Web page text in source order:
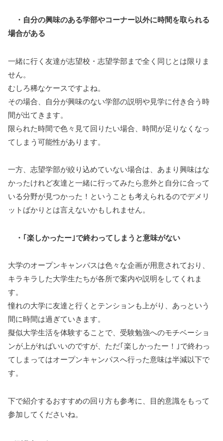
・自分の興味のある学部やコーナー以外に時間を取られる
場合がある
一緒に行く友達が志望校・志望学部まで全く同じとは限りま
せん。
むしろ稀なケースですよね。
その場合、自分が興味のない学部の説明や見学に付き合う時
間が出てきます。
限られた時間で色々見て回りたい場合、時間が足りなくなっ
てしまう可能性があります。
一方、志望学部が絞り込めていない場合は、あまり興味はな
かったけれど友達と一緒に行ってみたら意外と自分に合って
いる分野が見つかった！ということも考えられるのでデメリ
ットばかりとは言えないかもしれません。
・｢楽しかったー｣で終わってしまうと意味がない
大学のオープンキャンパスは色々な企画が用意されており、
キラキラした大学生たちが各所で案内や説明をしてくれま
す。
憧れの大学に友達と行くとテンションも上がり、あっという
間に時間は過ぎていきます。
擬似大学生活を体験することで、受験勉強へのモチベーショ
ンが上がればいいのですが、ただ｢楽しかったー！｣で終わっ
てしまってはオープンキャンパスへ行った意味は半減以下で
す。
下で紹介するおすすめの回り方も参考に、目的意識をもって
参加してくださいね。